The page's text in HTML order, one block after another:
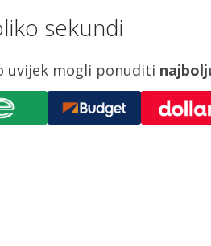
sekundi
uvijek mogli ponuditi